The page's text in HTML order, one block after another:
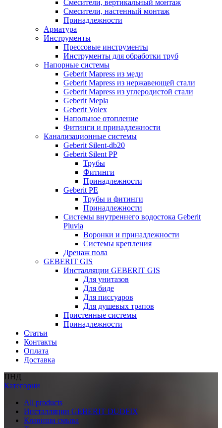
Смесители, вертикальный монтаж
Смесители, настенный монтаж
Принадлежности
Арматура
Инструменты
Прессовые инструменты
Инструменты для обработки труб
Напорные системы
Geberit Mapress из меди
Geberit Mapress из нержавеющей стали
Geberit Mapress из углеродистой стали
Geberit Mepla
Geberit Volex
Напольное отопление
Фитинги и принадлежности
Канализационные системы
Geberit Silent-db20
Geberit Silent PP
Трубы
Фитинги
Принадлежности
Geberit PE
Трубы и фитинги
Принадлежности
Системы внутреннего водостока Geberit
Pluvia
Воронки и принадлежности
Системы крепления
Дренаж пола
GEBERIT GIS
Инсталляции GEBERIT GIS
Для унитазов
Для биде
Для писсуаров
Для душевых трапов
Пристенные системы
Принадлежности
Статьи
Контакты
Оплата
Доставка
ПНД
Категории
All products
Инсталляции GEBERIT DUOFIX
Клавиши смыва